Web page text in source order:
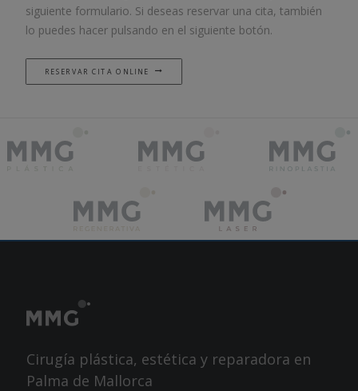
siguiente formulario. Si deseas reservar una cita, también
lo puedes hacer pulsando en el siguiente botón.
RESERVAR CITA ONLINE
Cirugía plástica, estética y reparadora en
Palma de Mallorca